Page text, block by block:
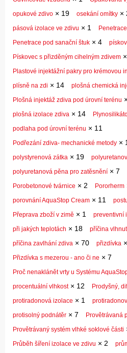
opukové zdivo × 19 osekání omítky ×
pásová izolace ve zdivu × 1
Penetrace pod sanační štuk × 4
Pískovec s přizděným cihelným zdivem ×
Plastové injektážní pakry pro krémovou
plísně na zdi × 14 plošná chemická
Plošná injektáž zdiva pod úrovní terénu ×
plošná izolace zdiva × 14
podlaha pod úrovní terénu × 11
Podřezání zdiva- mechanické metody ×
polystyrenová zátka × 19
polyuretanová pěna pro zatěsnění × 7
Porobetonové tvárnice × 2 Pororherm
porovnání AquaStop Cream × 11
Přeprava zboží v zimě × 1 preventivní
při jakých teplotách × 18 příčina
příčina zavlhání zdiva × 70 přizdívka ×
Přizdívka s mezerou - ano či ne × 7
Proč nenaklánět vrty u Systému
procentuální vlhkost× 12 Prodyšný,
protiradonová izolace × 1
protisolný podnátěr × 7 Provětrávaná
Provětrávaný systém vlhké soklové části
Průběh šíření izolace ve zdivu × 2